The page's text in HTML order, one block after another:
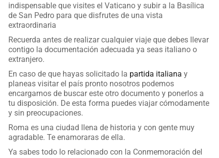
indispensable que visites el Vaticano y subir a la Basílica
de San Pedro para que disfrutes de una vista
extraordinaria
Recuerda antes de realizar cualquier viaje que debes llevar
contigo la documentación adecuada ya seas italiano o
extranjero.
En caso de que hayas solicitado la partida italiana y
planeas visitar el país pronto nosotros podemos
encargarnos de buscar este otro documento y ponerlos a
tu disposición. De esta forma puedes viajar cómodamente
y sin preocupaciones.
Roma es una ciudad llena de historia y con gente muy
agradable. Te enamoraras de ella.
Ya sabes todo lo relacionado con la Conmemoración del